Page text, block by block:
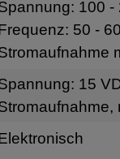
100 -
50 -
15